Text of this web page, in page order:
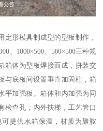
定形模具制成型的型板制作，
、1000×500、500×500三种规
箱体为型板焊接而成，拼装交
与底板间设置垂直加固柱，箱
平加强板。箱体和内加强为同
检查孔，内外扶梯，工艺管口
可提供水箱保温，材质为聚胺